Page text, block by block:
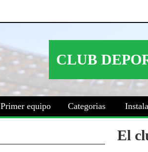
Primer equipo Categorias
El